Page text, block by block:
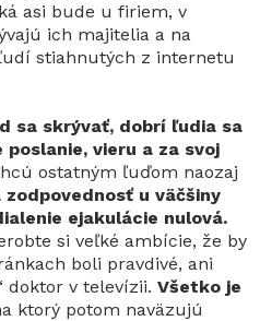
asi bude u firiem, v
ich majitelia a na
stiahnutých z internetu
sa skrývať, dobrí ľudia sa
vieru a za svoj
ostatným ľuďom naozaj
zodpovednosť u väčšiny
ejakulácie nulová.
si veľké ambície, že by
boli pravdivé, ani
doktor v televízii.Všetko je
ktorý potom naväzujú